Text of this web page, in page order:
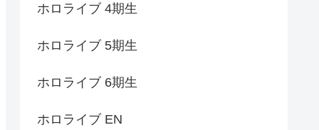
ホロライブ 4期生
ホロライブ 5期生
ホロライブ 6期生
ホロライブ EN